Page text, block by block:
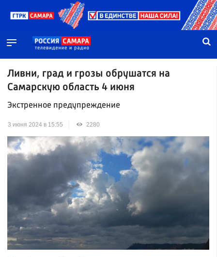
Ливни, град и грозы обрушатся на
Самарскую область 4 июня
Экстренное предупреждение
3 июня 2024 в 15:55 2280